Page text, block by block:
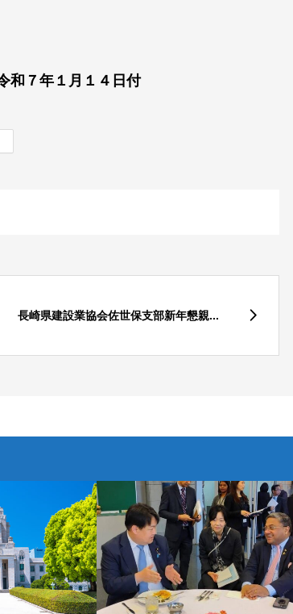
４日付
長崎県建設業協会佐世保支部新年懇親...